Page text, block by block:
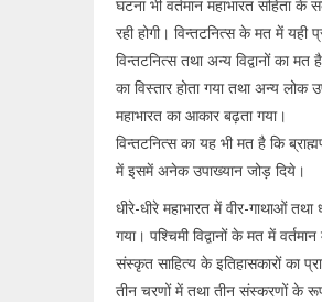
घटना भी वर्तमान महाभारत संहिता
रही होगी। विन्तटनित्स के मत में यही
विन्तटनित्स तथा अन्य विद्वानों का
का विस्तार होता गया तथा अन्य लोक
महाभारत का आकार बढ़ता गया।
विन्तटनित्स का यह भी मत है कि
में इसमें अनेक उपाख्यान जोड़ दिये।
धीरे-धीरे महाभारत में वीर-गाथाओं
गया। पश्चिमी विद्वानों के मत में
संस्कृत साहित्य के इतिहासकारों का
तीन चरणों में तथा तीन संस्करणों के